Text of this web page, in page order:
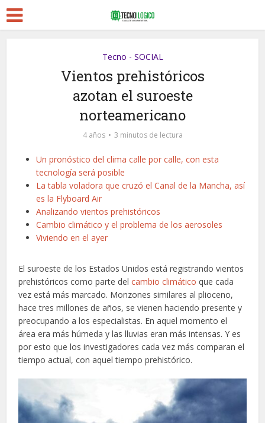
Tecno - SOCIAL
Vientos prehistóricos
azotan el suroeste
norteamericano
4 años 3 minutos de lectura
Un pronóstico del clima calle por calle, con esta
tecnología será posible
La tabla voladora que cruzó el Canal de la Mancha, así
es la Flyboard Air
Analizando vientos prehistóricos
Cambio climático y el problema de los aerosoles
Viviendo en el ayer
El suroeste de los Estados Unidos está registrando vientos
prehistóricos como parte delcambio climático que cada
vez está más marcado. Monzones similares al plioceno,
hace tres millones de años, se vienen haciendo presente y
preocupando a los especialistas. En aquel momento el
área era más húmeda y las lluvias eran más intensas. Y es
por esto que los investigadores cada vez más comparan el
tiempo actual, con aquel tiempo prehistórico.